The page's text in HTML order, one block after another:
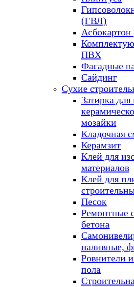
(ГВЛ)
ПВХ
Фасадные
Сайдинг
Сухие
Затирка
мозайки
Кладочная
Керамзит
Клей для
материалов
Клей для
Песок
Ремонтные
бетона
наливные,
Ровнители
пола